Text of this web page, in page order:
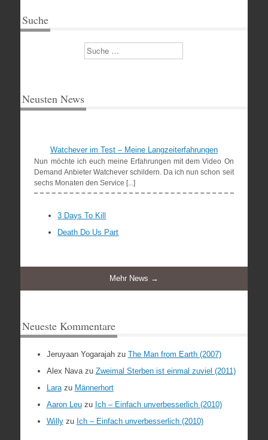
Suche
Suchen
Neusten News
Watchever im Test – Meine Langzeiterfahrungen
Nun möchte ich euch meine Erfahrungen mit dem Video On
Demand Anbieter Watchever schildern. Da ich nun schon seit
sechs Monaten den Service [...]
3 Days To Kill
Death Do Us Part
Mehr News →
Neueste Kommentare
Jeruyaan Yogarajahzu The Man from Earth (2007)
Alex Navazu Zweimal Sterben ist einmal zuviel (2011)
Larazu Männerhort
Aaron Leuzu Ich – Einfach unverbesserlich (2010)
Willyzu Ich – Einfach unverbesserlich (2010)